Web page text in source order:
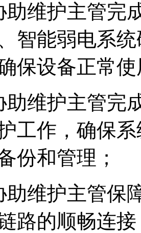
助维护主管完
智能弱电系
保设备正常
助维护主管完
工作，确保
份和管理；
助维护主管保
路的顺畅连